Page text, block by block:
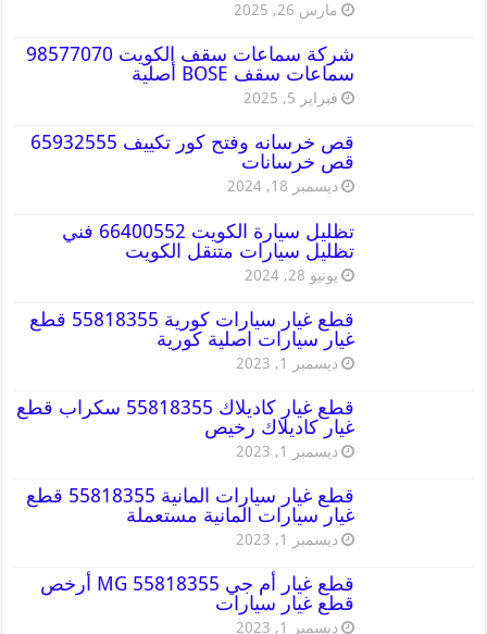
مارس 26, 2025
شركة سماعات سقف الكويت 98577070
سماعات سقف BOSE أصلية
فبراير 5, 2025
قص خرسانه وفتح كور تكييف 65932555
قص خرسانات
ديسمبر 18, 2024
تظليل سيارة الكويت 66400552 فني
تظليل سيارات متنقل الكويت
يونيو 28, 2024
قطع غيار سيارات كورية 55818355 قطع
غيار سيارات اصلية كورية
ديسمبر 1, 2023
قطع غيار كاديلاك 55818355 سكراب قطع
غيار كاديلاك رخيص
ديسمبر 1, 2023
قطع غيار سيارات المانية 55818355 قطع
غيار سيارات المانية مستعملة
ديسمبر 1, 2023
قطع غيار أم جي MG 55818355 أرخص
قطع غيار سيارات
ديسمبر 1, 2023